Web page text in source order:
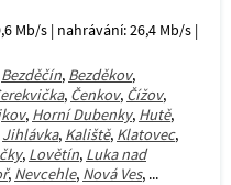
Mb/s | nahrávání: 26,4 Mb/s |
Bezděčín, Bezděkov,
, Čenkov, Čížov,
, Horní Dubenky, Hutě,
Jihlávka, Kaliště, Klatovec,
, Lovětín, Luka nad
, Nevcehle, Nová Ves, ...